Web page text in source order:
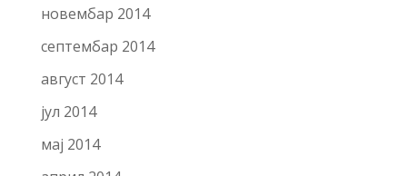
новембар 2014
септембар 2014
август 2014
јул 2014
мај 2014